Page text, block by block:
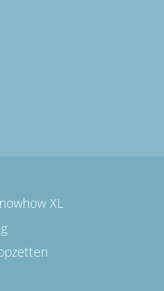
XL